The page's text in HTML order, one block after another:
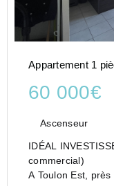
Appartement 1
60 000€
Ascenseur
IDÉAL
commercial)
A Toulon Est,